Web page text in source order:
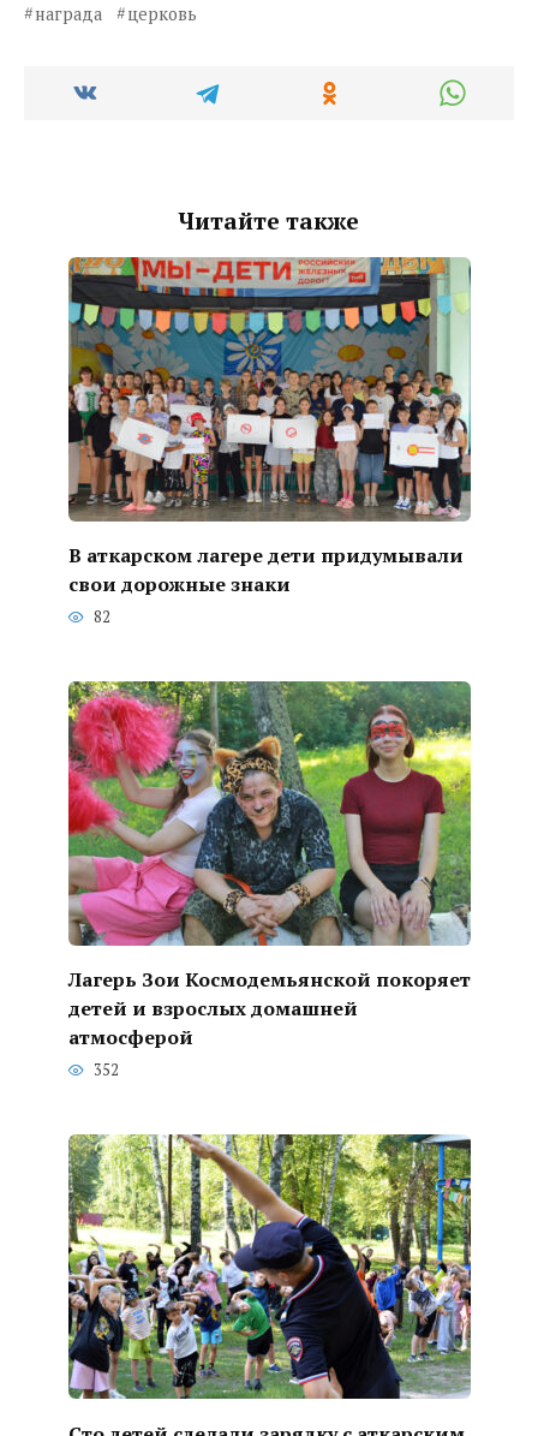
награда церковь
Читайте также
В аткарском лагере дети придумывали
свои дорожные знаки
82
Лагерь Зои Космодемьянской покоряет
детей и взрослых домашней
атмосферой
352